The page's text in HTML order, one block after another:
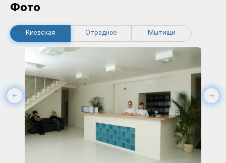
Фото
Киевская Отрадное Мытищи